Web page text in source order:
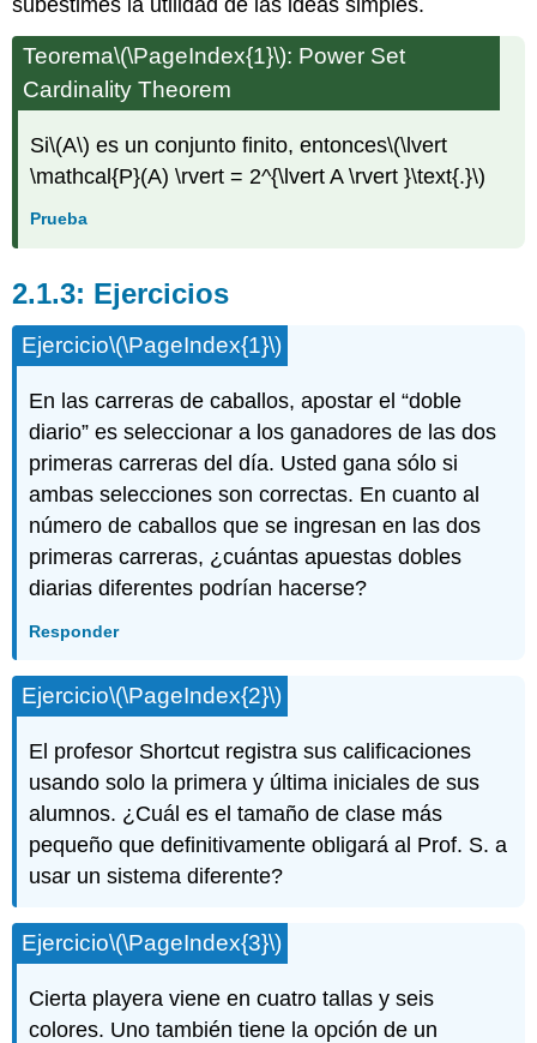
subestimes la utilidad de las ideas simples.
Teorema\(\PageIndex{1}\): Power Set
Cardinality Theorem
Si\(A\) es un conjunto finito, entonces\(\lvert
\mathcal{P}(A) \rvert = 2^{\lvert A \rvert }\text{.}\)
Prueba
Ejercicios
Ejercicio\(\PageIndex{1}\)
En las carreras de caballos, apostar el “doble
diario” es seleccionar a los ganadores de las dos
primeras carreras del día. Usted gana sólo si
ambas selecciones son correctas. En cuanto al
número de caballos que se ingresan en las dos
primeras carreras, ¿cuántas apuestas dobles
diarias diferentes podrían hacerse?
Responder
Ejercicio\(\PageIndex{2}\)
El profesor Shortcut registra sus calificaciones
usando solo la primera y última iniciales de sus
alumnos. ¿Cuál es el tamaño de clase más
pequeño que definitivamente obligará al Prof. S. a
usar un sistema diferente?
Ejercicio\(\PageIndex{3}\)
Cierta playera viene en cuatro tallas y seis
colores. Uno también tiene la opción de un